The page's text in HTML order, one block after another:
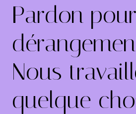
Pardon
Nous
quelque